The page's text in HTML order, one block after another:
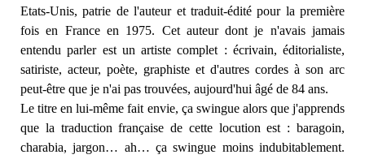
Etats-Unis, patrie de l'auteur et traduit-édité pour la première
fois en France en 1975. Cet auteur dont je n'avais jamais
entendu parler est un artiste complet : écrivain, éditorialiste,
satiriste, acteur, poète, graphiste et d'autres cordes à son arc
peut-être que je n'ai pas trouvées, aujourd'hui âgé de 84 ans.
Le titre en lui-même fait envie, ça swingue alors que j'apprends
que la traduction française de cette locution est : baragoin,
charabia, jargon… ah… ça swingue moins indubitablement.